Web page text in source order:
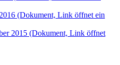
(Dokument, Link öffnet ein
2015 (Dokument, Link öffnet